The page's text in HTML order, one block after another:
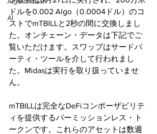
AI
ドルを0.002 Algo（0.0004ドル）のコ
ストでmTBILLと2秒の間に交換しまし
た。オンチェーン・データは下記でご
覧いただけます。スワップはサードパ
ーティ・ツールを介して行われまし
た。Midasは実行を取り扱っていませ
ん。
mTBILLは完全なDeFiコンポーザビリテ
ィを提供するパーミッションレス・ト
ークンです。これらのアセットは数週